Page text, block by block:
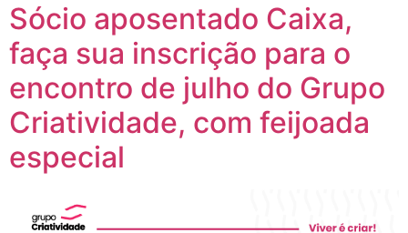
Sócio aposentado Caixa,
faça sua inscrição para o
encontro de julho do Grupo
Criatividade, com feijoada
especial